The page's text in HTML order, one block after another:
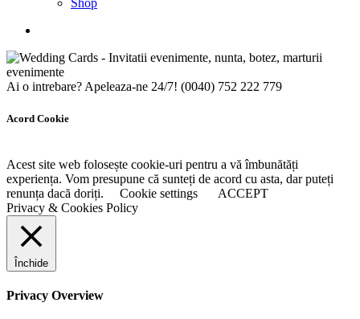
Shop
Ai o intrebare? Apeleaza-ne 24/7! (0040) 752 222 779
Acord Cookie
Acest site web folosește cookie-uri pentru a vă îmbunătăți
experiența. Vom presupune că sunteți de acord cu asta, dar puteți
renunța dacă doriți.
Cookie settings
ACCEPT
Privacy & Cookies Policy
Închide
Privacy Overview